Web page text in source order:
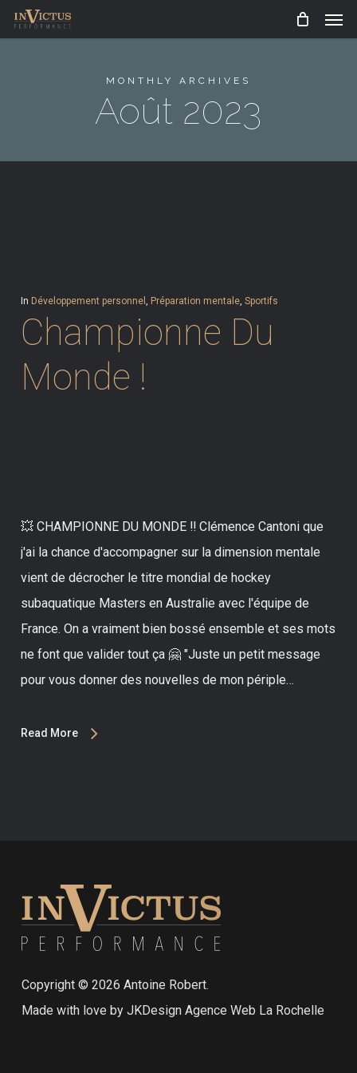
Skip
to
MONTHLY ARCHIVES
Août 2023
In Développement personnel Préparation mentale, Sportifs
Championne Du
Monde !
💥 CHAMPIONNE DU MONDE ‼️ Clémence Cantoni que
j'ai la chance d'accompagner sur la dimension mentale
vient de décrocher le titre mondial de hockey
subaquatique Masters en Australie avec l'équipe de
France. On a vraiment bien bossé ensemble et ses mots
ne font que valider tout ça 🤗 "Juste un petit message
pour vous donner des nouvelles de mon périple…
Read More
Copyright © 2026 Antoine Robert.
Made with love by JKDesign Agence Web La Rochelle